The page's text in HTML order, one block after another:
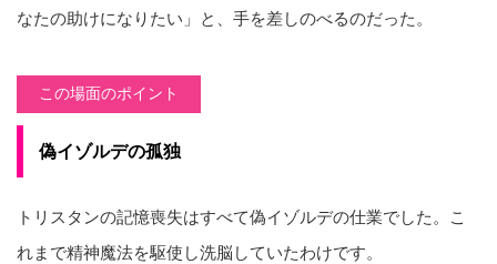
なたの助けになりたい」と、手を差しのべるのだった。
この場面のポイント
偽イゾルデの孤独
トリスタンの記憶喪失はすべて偽イゾルデの仕業でした。こ
れまで精神魔法を駆使し洗脳していたわけです。